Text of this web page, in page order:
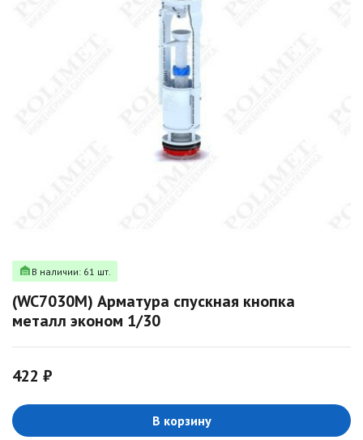
В наличии: 61 шт.
(WC7030M) Арматура спускная кнопка
металл эконом 1/30
422 ₽
В корзину